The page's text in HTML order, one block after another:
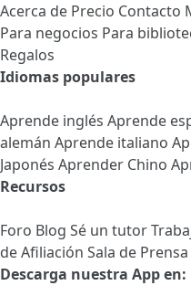
Acerca de Precio Contacto
Para negocios Para
Regalos
Idiomas populares
Aprende inglés Aprende
alemán Aprende italiano
Japonés Aprender Chino
Recursos
Foro Blog Sé un tutor
de Afiliación Sala de Prensa
Descarga nuestra App en: